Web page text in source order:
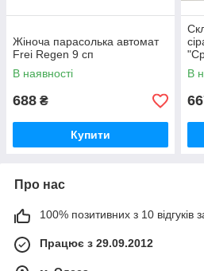
Жіноча парасолька автомат
Frei Regen 9 сп
В наявності
688 ₴
Купити
В
Про нас
100% позитивних з 10 відгуків
Працює з 29.09.2012